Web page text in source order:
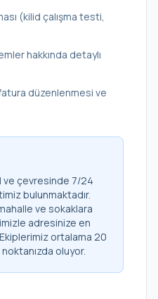
(kilid çalışma testi,
hakkında detaylı
düzenlenmesi ve
ve çevresinde 7/24
bulunmaktadır.
ve sokaklara
adresinize en
ortalama 20
oluyor.